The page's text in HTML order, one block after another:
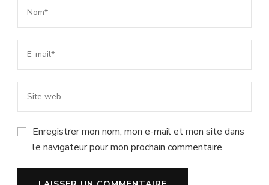
Enregistrer mon nom, mon e-mail et mon site dans
le navigateur pour mon prochain commentaire.